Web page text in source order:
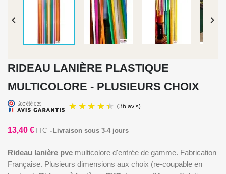
 
RIDEAU LANIÈRE PLASTIQUE
MULTICOLORE - PLUSIEURS CHOIX
13,40 €TTC Livraison sous 3-4 jours
Rideau lanière pvc multicolore d'entrée de gamme. Fabrication
Française. Plusieurs dimensions aux choix (re-coupable en